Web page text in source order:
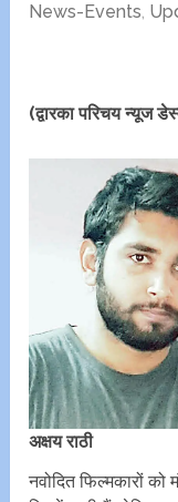
News-Events,
(द्वारका परिचय न्यूज
अक्षय राठी
नवोदित फिल्मकारों